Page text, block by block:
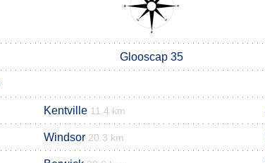
Glooscap 35
Kentville 11.4 km
Windsor 20.3 km